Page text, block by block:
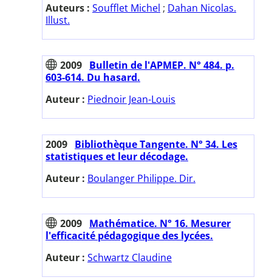
Auteurs : Soufflet Michel ; Dahan Nicolas.
Illust.
2009 Bulletin de l'APMEP. N° 484. p.
603-614. Du hasard.
Auteur : Piednoir Jean-Louis
2009 Bibliothèque Tangente. N° 34. Les
statistiques et leur décodage.
Auteur : Boulanger Philippe. Dir.
2009 Mathématice. N° 16. Mesurer
l'efficacité pédagogique des lycées.
Auteur : Schwartz Claudine